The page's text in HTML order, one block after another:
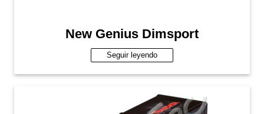
New Genius Dimsport
Seguir leyendo